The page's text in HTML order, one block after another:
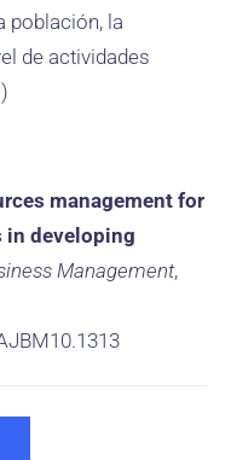
población, la
de actividades
management for
developing
Management,